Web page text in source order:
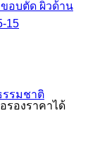
รรมชาติ
รองราคาได้